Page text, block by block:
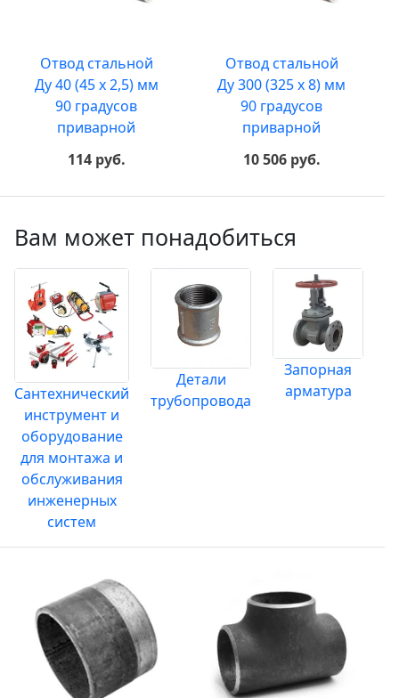
Отвод стальной
Ду 40 (45 х 2,5) мм
90 градусов
приварной
114 руб.
Отвод стальной
Ду 300 (325 х 8) мм
90 градусов
приварной
10 506 руб.
Вам может понадобиться
Сантехнический
инструмент и
оборудование
для монтажа и
обслуживания
инженерных
систем
Детали
трубопровода
Запорная
арматура